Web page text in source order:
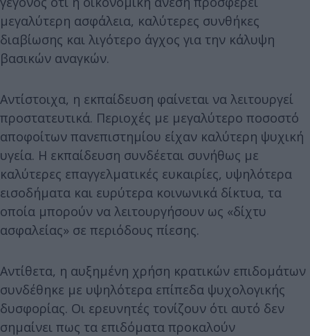
μεγαλύτερη ασφάλεια, καλύτερες συνθήκες
διαβίωσης και λιγότερο άγχος για την κάλυψη
βασικών αναγκών.
Αντίστοιχα, η εκπαίδευση φαίνεται να λειτουργεί
προστατευτικά. Περιοχές με μεγαλύτερο ποσοστό
αποφοίτων πανεπιστημίου είχαν καλύτερη ψυχική
υγεία. Η εκπαίδευση συνδέεται συνήθως με
καλύτερες επαγγελματικές ευκαιρίες, υψηλότερα
εισοδήματα και ευρύτερα κοινωνικά δίκτυα, τα
οποία μπορούν να λειτουργήσουν ως «δίχτυ
ασφαλείας» σε περιόδους πίεσης.
Αντίθετα, η αυξημένη χρήση κρατικών επιδομάτων
συνδέθηκε με υψηλότερα επίπεδα ψυχολογικής
δυσφορίας. Οι ερευνητές τονίζουν ότι αυτό δεν
σημαίνει πως τα επιδόματα προκαλούν